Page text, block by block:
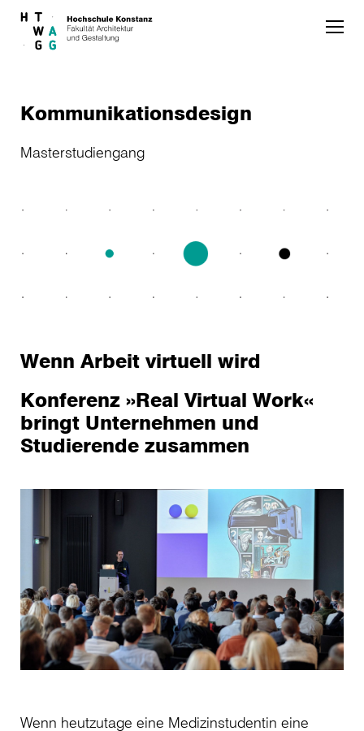
Skip to main content
Kommunikationsdesign
Masterstudiengang
Wenn Arbeit virtuell wird
Konferenz »Real Virtual Work«
bringt Unternehmen und
Studierende zusammen
Wenn heutzutage eine Medizinstudentin eine